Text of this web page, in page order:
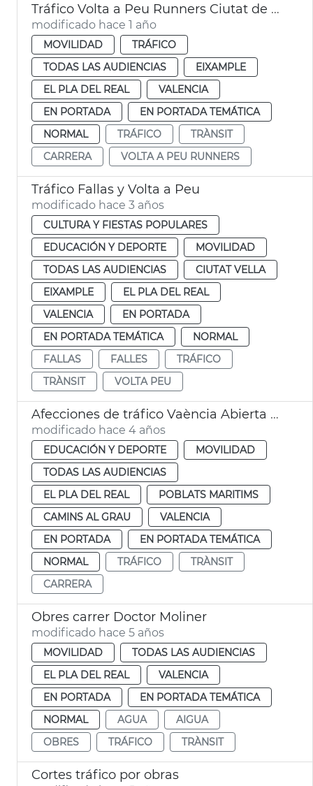
Tráfico Volta a Peu Runners Ciutat de València
modificado hace 1 año
MOVILIDAD
TRÁFICO
TODAS LAS AUDIENCIAS
EIXAMPLE
EL PLA DEL REAL
VALENCIA
EN PORTADA
EN PORTADA TEMÁTICA
NORMAL
TRÁFICO
TRÀNSIT
CARRERA
VOLTA A PEU RUNNERS
Tráfico Fallas y Volta a Peu
modificado hace 3 años
CULTURA Y FIESTAS POPULARES
EDUCACIÓN Y DEPORTE
MOVILIDAD
TODAS LAS AUDIENCIAS
CIUTAT VELLA
EIXAMPLE
EL PLA DEL REAL
VALENCIA
EN PORTADA
EN PORTADA TEMÁTICA
NORMAL
FALLAS
FALLES
TRÁFICO
TRÀNSIT
VOLTA PEU
Afecciones de tráfico Vaència Abierta al Mar
modificado hace 4 años
EDUCACIÓN Y DEPORTE
MOVILIDAD
TODAS LAS AUDIENCIAS
EL PLA DEL REAL
POBLATS MARITIMS
CAMINS AL GRAU
VALENCIA
EN PORTADA
EN PORTADA TEMÁTICA
NORMAL
TRÁFICO
TRÀNSIT
CARRERA
Obres carrer Doctor Moliner
modificado hace 5 años
MOVILIDAD
TODAS LAS AUDIENCIAS
EL PLA DEL REAL
VALENCIA
EN PORTADA
EN PORTADA TEMÁTICA
NORMAL
AGUA
AIGUA
OBRES
TRÁFICO TRÀNSIT
Cortes tráfico por obras